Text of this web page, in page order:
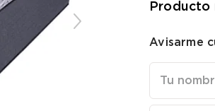
Producto
Avisarme